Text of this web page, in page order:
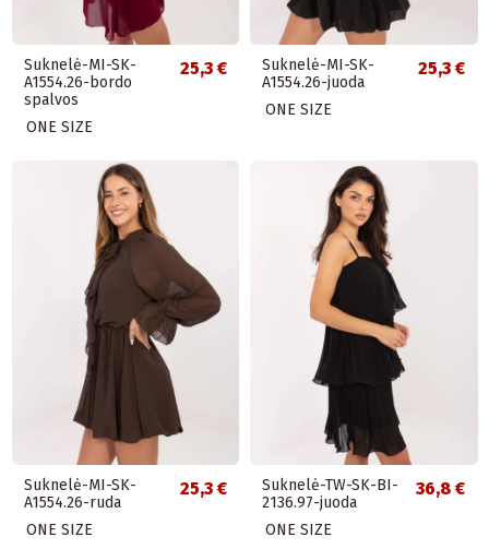
Suknelė-MI-SK-
A1554.26-bordo
spalvos
25,3 €
ONE SIZE
Suknelė-MI-SK-
A1554.26-juoda
25,3 €
ONE SIZE
Suknelė-MI-SK-
A1554.26-ruda
25,3 €
ONE SIZE
Suknelė-TW-SK-BI-
2136.97-juoda
36,8 €
ONE SIZE